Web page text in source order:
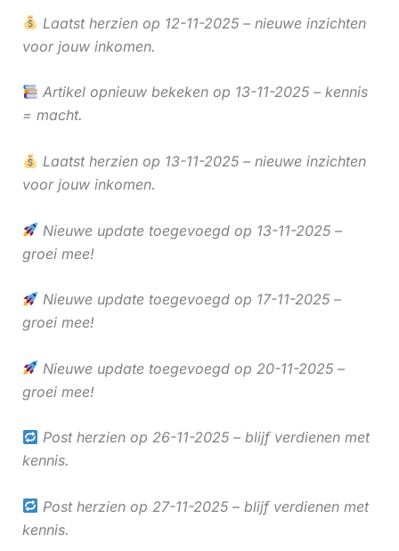
Laatst herzien op 12-11-2025 – nieuwe inzichten
voor jouw inkomen.
Artikel opnieuw bekeken op 13-11-2025 – kennis
= macht.
Laatst herzien op 13-11-2025 – nieuwe inzichten
voor jouw inkomen.
Nieuwe update toegevoegd op 13-11-2025 –
groei mee!
Nieuwe update toegevoegd op 17-11-2025 –
groei mee!
Nieuwe update toegevoegd op 20-11-2025 –
groei mee!
Post herzien op 26-11-2025 – blijf verdienen met
kennis.
Post herzien op 27-11-2025 – blijf verdienen met
kennis.